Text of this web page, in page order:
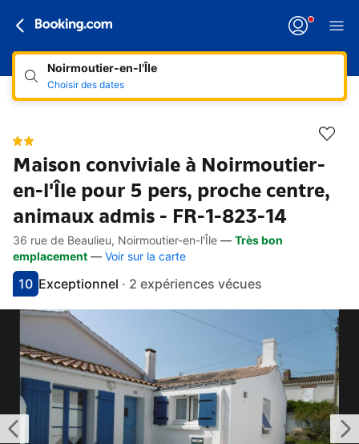
Noirmoutier-en-l'Île
Choisir des dates
Maison conviviale à Noirmoutier-
en-l'Île pour 5 pers, proche centre,
animaux admis - FR-1-823-14
Accès rapides
Aller à la description
Aller aux équipements
Aller aux hébergements
Aller aux conditions
36 rue de Beaulieu, Noirmoutier-en-l'Île — Très bon
emplacement — Voir sur la carte
Avec une note de 10
10
exceptionnel
Exceptionnel · 2 expériences vécues